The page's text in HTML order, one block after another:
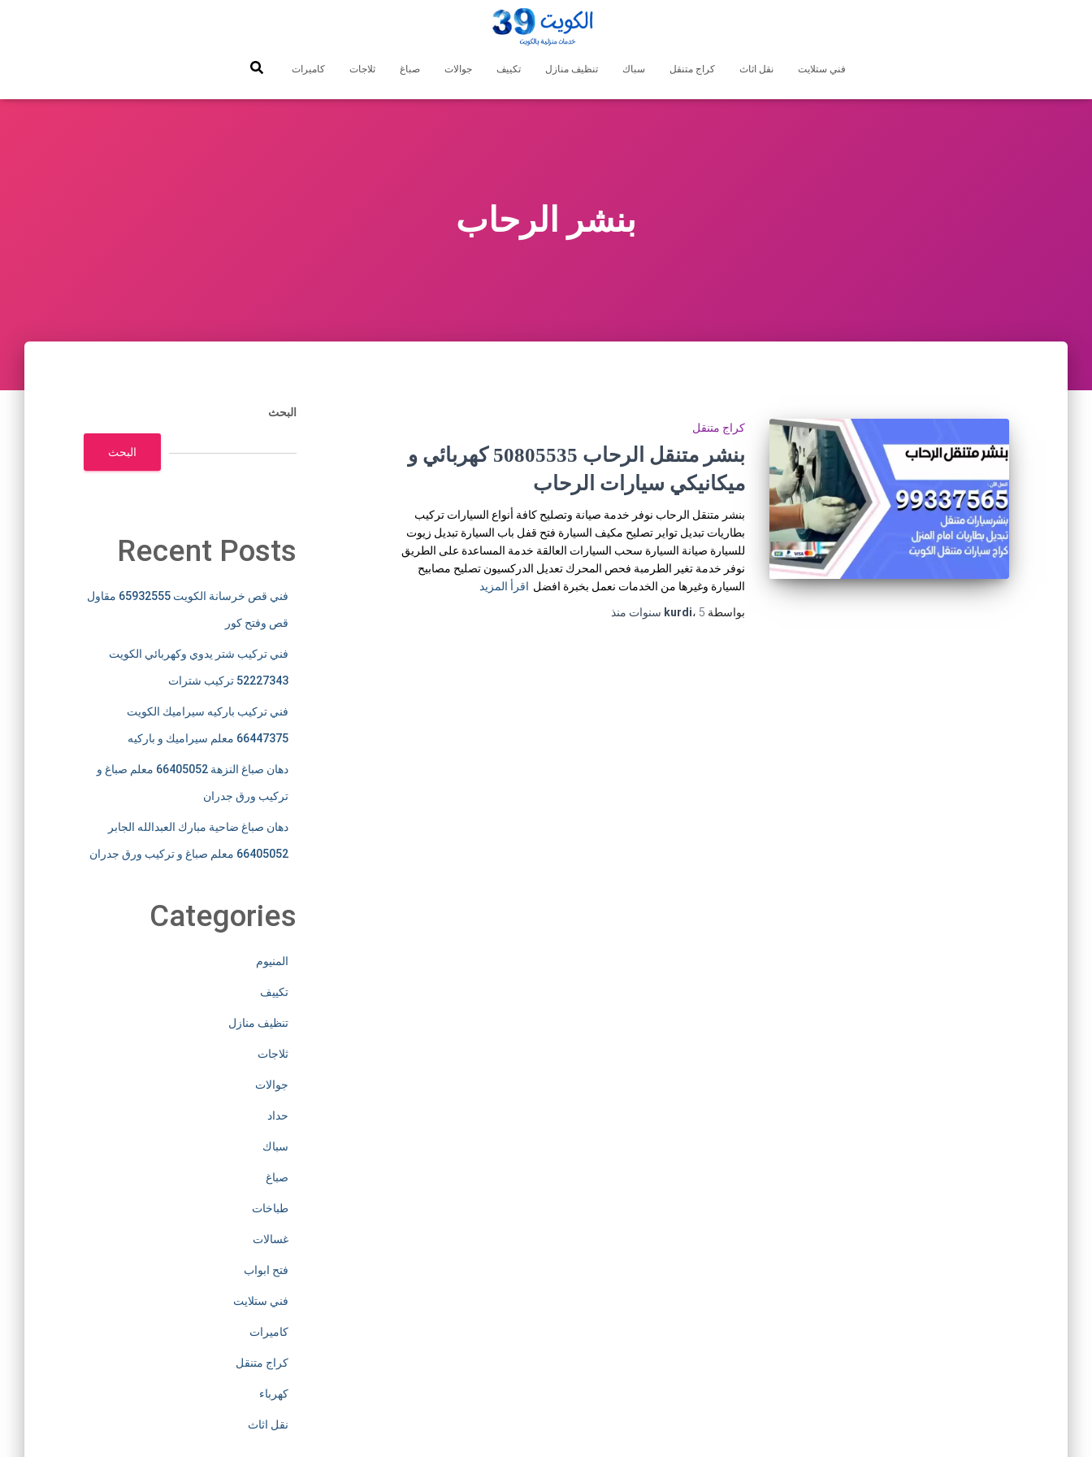
فني ستلايت نقل اثاث كراج متنقل سباك تنظيف منازل تكييف جوالات صباغ ثلاجات كاميرات
بنشر الرحاب
كراج متنقل
بنشر متنقل الرحاب 50805535‬ كهربائي و
ميكانيكي سيارات الرحاب
بنشر متنقل الرحاب نوفر خدمة صيانة وتصليح كافة أنواع السيارات تركيب
بطاريات تبديل تواير تصليح مكيف السيارة فتح قفل باب السيارة تبديل زيوت
للسيارة صيانة السيارة سحب السيارات العالقة خدمة المساعدة على الطريق
نوفر خدمة تغير الطرمبة فحص المحرك تعديل الدركسيون تصليح مصابيح
السيارة وغيرها من الخدمات نعمل بخبرة افضل اقرأ المزيد
بواسطة
kurdi، 5 سنوات منذ
البحث
البحث
Recent Posts
فني قص خرسانة الكويت 65932555 مقاول
قص وفتح كور
فني تركيب شتر يدوي وكهربائي الكويت
52227343 تركيب شترات
فني تركيب باركيه سيراميك الكويت
66447375 معلم سيراميك و باركيه
دهان صباغ النزهة 66405052 معلم صباغ و
تركيب ورق جدران
دهان صباغ ضاحية مبارك العبدالله الجابر
66405052 معلم صباغ و تركيب ورق جدران
Categories
المنيوم
تكييف
تنظيف منازل
ثلاجات
جوالات
حداد
سباك
صباغ
طباخات
غسالات
فتح ابواب
فني ستلايت
كاميرات
كراج متنقل
كهرباء
نقل اثاث